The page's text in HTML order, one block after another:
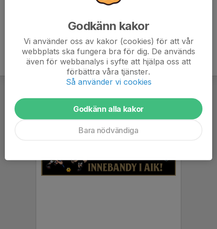
Godkänn kakor
Vi använder oss av kakor (cookies) för att vår
webbplats ska fungera bra för dig. De används
även för webbanalys i syfte att hjälpa oss att
förbättra våra tjänster.
Så använder vi cookies
Godkänn alla kakor
Bara nödvändiga